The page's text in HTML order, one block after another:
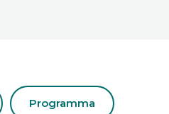
Programma